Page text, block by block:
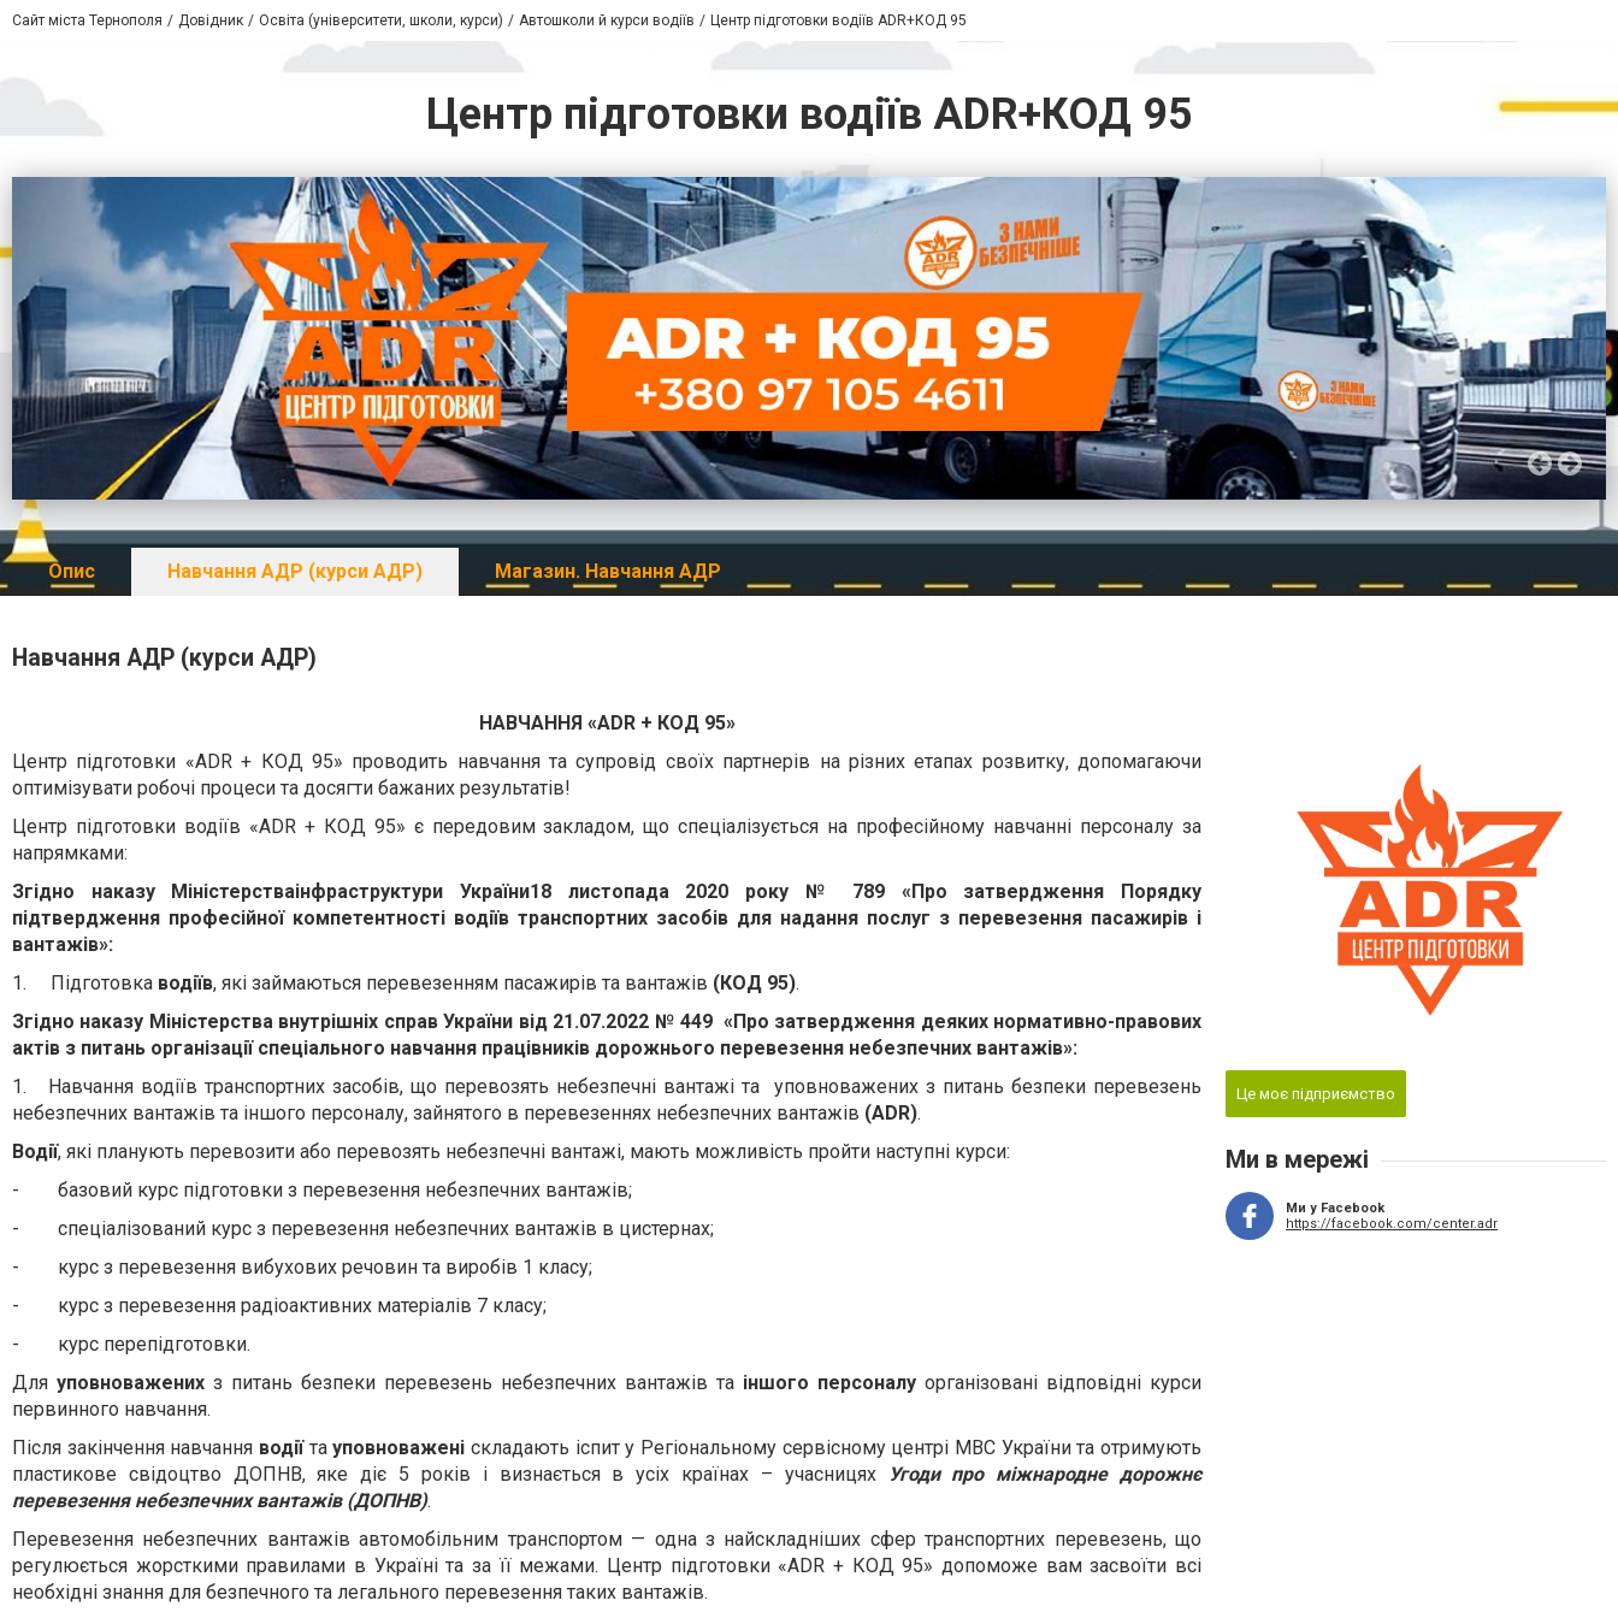
Сайт міста Тернополя Довідник Освіта (університети, школи, курси) Автошколи й курси водіїв Центр підготовки водіїв ADR+КОД 95
Центр підготовки водіїв ADR+КОД 95
Опис Навчання АДР (курси АДР) Магазин. Навчання АДР
Навчання АДР (курси АДР)
НАВЧАННЯ «ADR + КОД 95»
Центр підготовки «ADR + КОД 95» проводить навчання та супровід своїх партнерів на різних етапах розвитку, допомагаючи
оптимізувати робочі процеси та досягти бажаних результатів!
Центр підготовки водіїв «ADR + КОД 95» є передовим закладом, що спеціалізується на професійному навчанні персоналу за
напрямками:
Згідно наказу Міністерстваінфраструктури України18 листопада 2020 року № 789 «Про затвердження Порядку
підтвердження професійної компетентності водіїв транспортних засобів для надання послуг з перевезення пасажирів і
вантажів»:
1. Підготовка водіїв, які займаються перевезенням пасажирів та вантажів (КОД 95).
Згідно наказу Міністерства внутрішніх справ України від 21.07.2022 № 449 «Про затвердження деяких нормативно-правових
актів з питань організації спеціального навчання працівників дорожнього перевезення небезпечних вантажів»:
1. Навчання водіїв транспортних засобів, що перевозять небезпечні вантажі та уповноважених з питань безпеки перевезень
небезпечних вантажів та іншого персоналу, зайнятого в перевезеннях небезпечних вантажів (ADR).
Водії, які планують перевозити або перевозять небезпечні вантажі, мають можливість пройти наступні курси:
- базовий курс підготовки з перевезення небезпечних вантажів;
- спеціалізований курс з перевезення небезпечних вантажів в цистернах;
- курс з перевезення вибухових речовин та виробів 1 класу;
- курс з перевезення радіоактивних матеріалів 7 класу;
- курс перепідготовки.
Для уповноважених з питань безпеки перевезень небезпечних вантажів та іншого персоналу організовані відповідні курси
первинного навчання.
Після закінчення навчання водіїтауповноваженіскладають іспит у Регіональному сервісному центрі МВС України та отримують
пластикове свідоцтво ДОПНВ, яке діє 5 років і визнається в усіх країнах – учасницях
Угоди про міжнародне дорожнє
перевезення небезпечних вантажів (ДОПНВ).
Перевезення небезпечних вантажів автомобільним транспортом — одна з найскладніших сфер транспортних перевезень, що
регулюється жорсткими правилами в Україні та за її межами. Центр підготовки «ADR + КОД 95» допоможе вам засвоїти всі
необхідні знання для безпечного та легального перевезення таких вантажів.
Це моє підприємство
Ми в мережі
Ми у Facebook
https://facebook.com/center.adr